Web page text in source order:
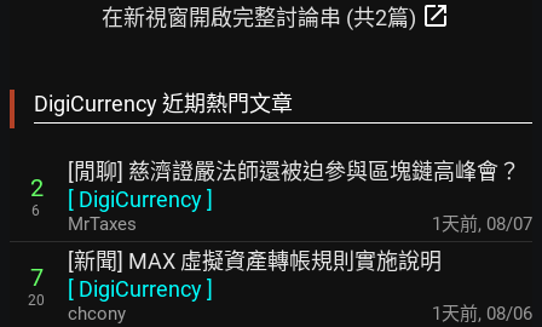
在新視窗開啟完整討論串 (共2篇) open_in_new
DigiCurrency 近期熱門文章
2
6
[閒聊] 慈濟證嚴法師還被迫參與區塊鏈高峰會？
[ DigiCurrency]
MrTaxes 1天前, 08/07
7
20
[新聞] MAX 虛擬資產轉帳規則實施說明
[ DigiCurrency]
chcony 1天前, 08/06